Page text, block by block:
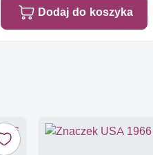
Dodaj do koszyka